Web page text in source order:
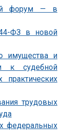
форум — в
ФЗ в новой
имущества и
к судебной
практических
трудовых
федеральных